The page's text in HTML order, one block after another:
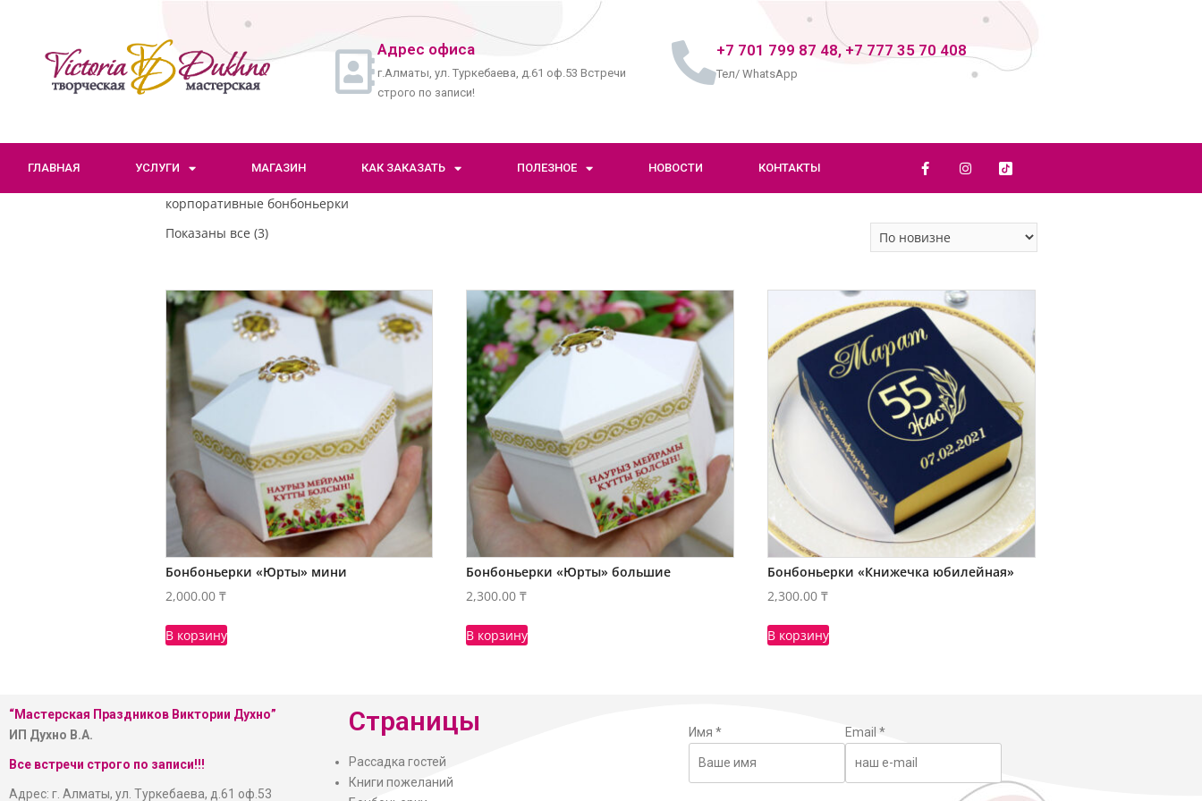
Адрес офиса
г.Алматы, ул. Туркебаева, д.61 оф.53 Встречи
строго по записи!
+7 701 799 87 48, +7 777 35 70 408
Тел/ WhatsApp
ГЛАВНАЯ УСЛУГИ МАГАЗИН КАК ЗАКАЗАТЬ ПОЛЕЗНОЕ НОВОСТИ КОНТАКТЫ
корпоративные бонбоньерки
Показаны все (3)
Бонбоньерки «Юрты» мини
2,000.00 ₸
В корзину
Бонбоньерки «Юрты» большие
2,300.00₸
В корзину
Бонбоньерки «Книжечка юбилейная»
2,300.00₸
В корзину
“Мастерская Праздников Виктории Духно”
ИП Духно В.А.
Все встречи строго по записи!!!
Адрес: г. Алматы, ул. Туркебаева, д.61 оф.53
Страницы
Рассадка гостей
Книги пожеланий
Имя * Email *